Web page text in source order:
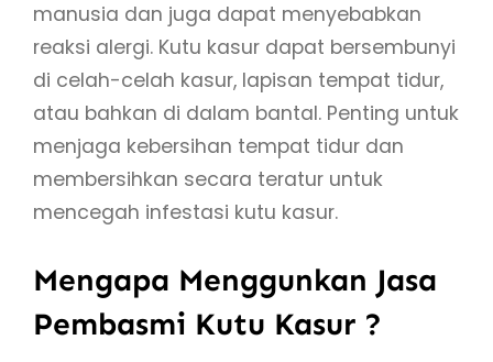
manusia dan juga dapat menyebabkan
reaksi alergi. Kutu kasur dapat bersembunyi
di celah-celah kasur, lapisan tempat tidur,
atau bahkan di dalam bantal. Penting untuk
menjaga kebersihan tempat tidur dan
membersihkan secara teratur untuk
mencegah infestasi kutu kasur.
Mengapa Menggunkan Jasa
Pembasmi Kutu Kasur ?